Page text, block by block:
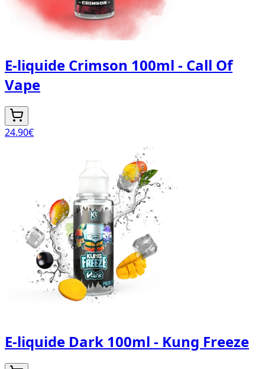
E-liquide Crimson 100ml - Call Of
Vape
24.90€
E-liquide Dark 100ml - Kung Freeze